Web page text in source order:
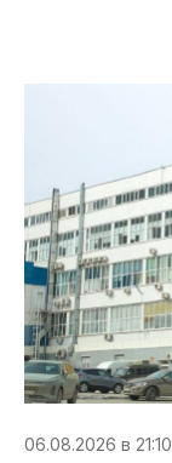
06.08.2026 в 21:10